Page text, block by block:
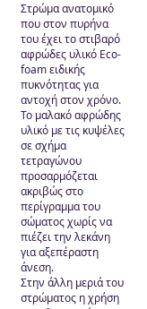
Στρώμα ανατομικό
που στον πυρήνα
του έχει το στιβαρό
αφρώδες υλικό Eco-
foam ειδικής
πυκνότητας για
αντοχή στον χρόνο.
Το μαλακό αφρώδης
υλικό με τις κυψέλες
σε σχήμα
τετραγώνου
προσαρμόζεται
ακριβώς στο
περίγραμμα του
σώματος χωρίς να
πιέζει την λεκάνη
για αξεπέραστη
άνεση.
Στην άλλη μεριά του
στρώματος η χρήση